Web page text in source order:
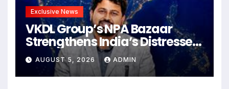
Exclusive News
VKDL Group’s NPA Bazaar
Strengthens India’s Distressed
Asset Resolution Ecosystem
Under The Leadership Of V K
Dubey
AUGUST 5, 2026 ADMIN